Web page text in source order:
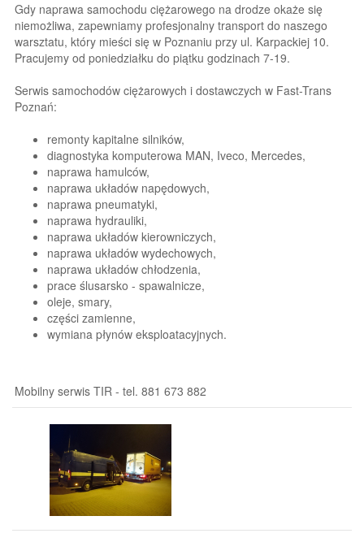
Gdy naprawa samochodu ciężarowego na drodze okaże się
niemożliwa, zapewniamy profesjonalny transport do naszego
warsztatu, który mieści się w Poznaniu przy ul. Karpackiej 10.
Pracujemy od poniedziałku do piątku godzinach 7-19.
Serwis samochodów ciężarowych i dostawczych w Fast-Trans
Poznań:
remonty kapitalne silników,
diagnostyka komputerowa MAN, Iveco, Mercedes,
naprawa hamulców,
naprawa układów napędowych,
naprawa pneumatyki,
naprawa hydrauliki,
naprawa układów kierowniczych,
naprawa układów wydechowych,
naprawa układów chłodzenia,
prace ślusarsko - spawalnicze,
oleje, smary,
części zamienne,
wymiana płynów eksploatacyjnych.
Mobilny serwis TIR - tel. 881 673 882